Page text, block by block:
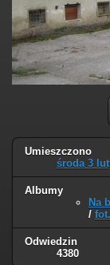
Umieszczono
środa 3
Albumy
Na
/
Odwiedzin
4380